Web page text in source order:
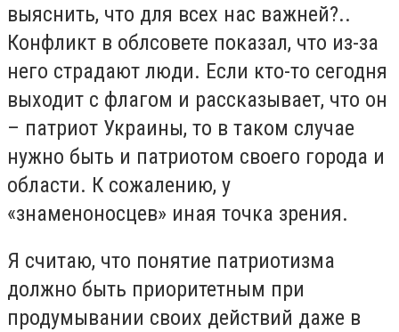
выяснить, что для всех нас важней?..
Конфликт в облсовете показал, что из-за
него страдают люди. Если кто-то сегодня
выходит с флагом и рассказывает, что он
– патриот Украины, то в таком случае
нужно быть и патриотом своего города и
области. К сожалению, у
«знаменоносцев» иная точка зрения.
Я считаю, что понятие патриотизма
должно быть приоритетным при
продумывании своих действий даже в